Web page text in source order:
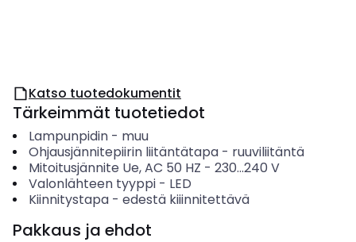
Katso tuotedokumentit
Tärkeimmät tuotetiedot
Lampunpidin- muu
Ohjausjännitepiirin liitäntätapa- ruuviliitäntä
Mitoitusjännite Ue, AC 50 HZ - 230...240 V
Valonlähteen tyyppi- LED
Kiinnitystapa- edestä kiiinnitettävä
Pakkaus ja ehdot